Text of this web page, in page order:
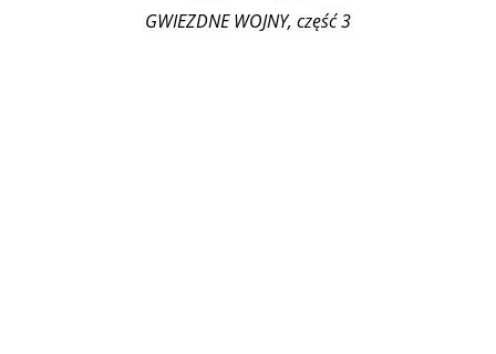
GWIEZDNE WOJNY, część 3